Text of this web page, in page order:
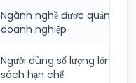
Ngành nghề được quản lý;
doanh nghiệp
Người dùng số lượng lớn có
sách hạn chế